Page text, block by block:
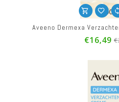
Aveeno Dermexa
€16,49